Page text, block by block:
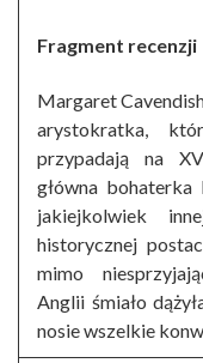
Fragment recenzji
Margaret
arystokratka,
przypadają na
główna
jakiejkolwiek
historycznej
mimo
Anglii śmiało
nosie wszelkie